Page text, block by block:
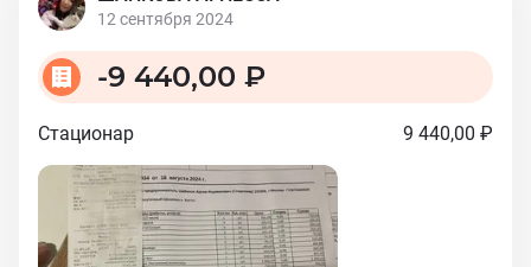
12 сентября 2024
-9 440,00 ₽
Стационар 9 440,00 ₽